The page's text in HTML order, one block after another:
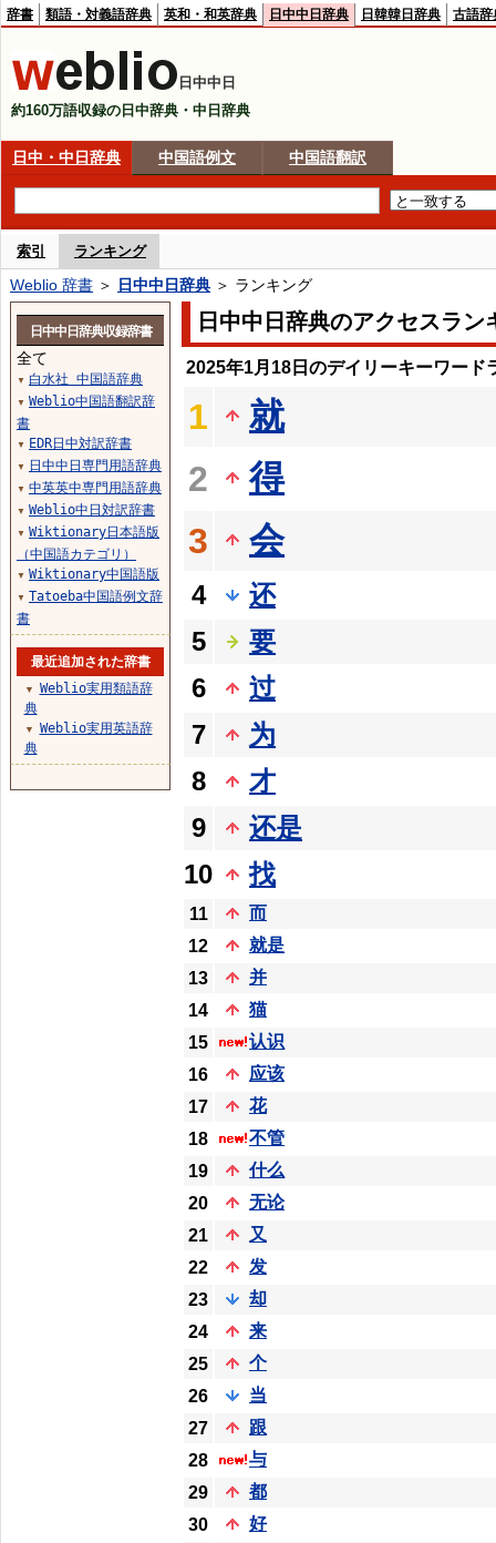
辞書 類語・対義語辞典 英和・和英辞典 日中中日辞典 日韓韓日辞典 古語辞
日中中日
約160万語収録の日中辞典・中日辞典
日中・中日辞典 中国語例文 中国語翻訳
索引 ランキング
Weblio 辞書 ＞ 日中中日辞典 ＞ ランキング
日中中日辞典のアクセスラン
2025年1月18日のデイリーキーワード
1
就
2
得
3
会
4
还
5
要
6
过
7
为
8
才
9
还是
10
找
11
而
12
就是
13
并
14
猫
15
认识
16
应该
17
花
18
不管
19
什么
20
无论
21
又
22
发
23
却
24
来
25
个
26
当
27
跟
28
与
29
都
30
好
日中中日辞典収録辞書
全て
▼ 白水社 中国語辞典
▼ Weblio中国語翻訳辞
書
▼ EDR日中対訳辞書
▼ 日中中日専門用語辞典
▼ 中英英中専門用語辞典
▼ Weblio中日対訳辞書
▼ Wiktionary日本語版
（中国語カテゴリ）
▼ Wiktionary中国語版
▼ Tatoeba中国語例文辞
書
最近追加された辞書
▼
Weblio実用類語辞
典
▼
Weblio実用英語辞
典